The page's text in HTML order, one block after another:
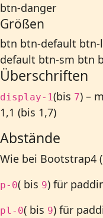
btn-danger
Größen
btn btn-default btn-
default btn-sm btn
Überschriften
display-1(bis 7) –
1,1 (bis 1,7)
Abstände
Wie bei Bootstrap4
p-0( bis 9) für
pl-0( bis 9) für